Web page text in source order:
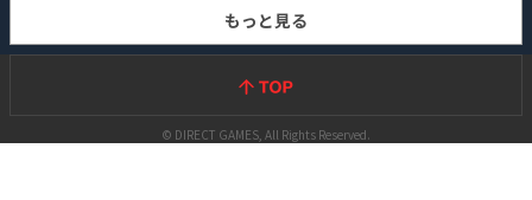
もっと見る
© DIRECT GAMES, All Rights Reserved.